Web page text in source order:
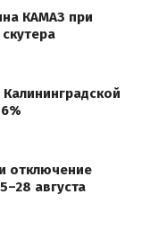
КАМАЗ при
отключение
августа